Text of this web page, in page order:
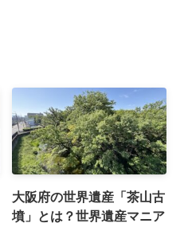
大阪府の世界遺産「茶山古
墳」とは？世界遺産マニア